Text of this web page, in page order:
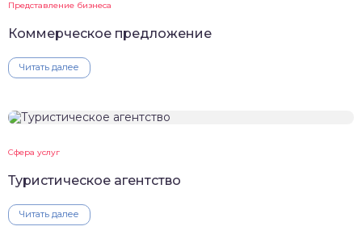
Представление бизнеса
Коммерческое предложение
Читать далее
Сфера услуг
Туристическое агентство
Читать далее